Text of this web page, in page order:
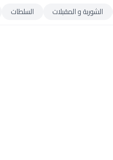
الشوربة و المقبلات السلطات